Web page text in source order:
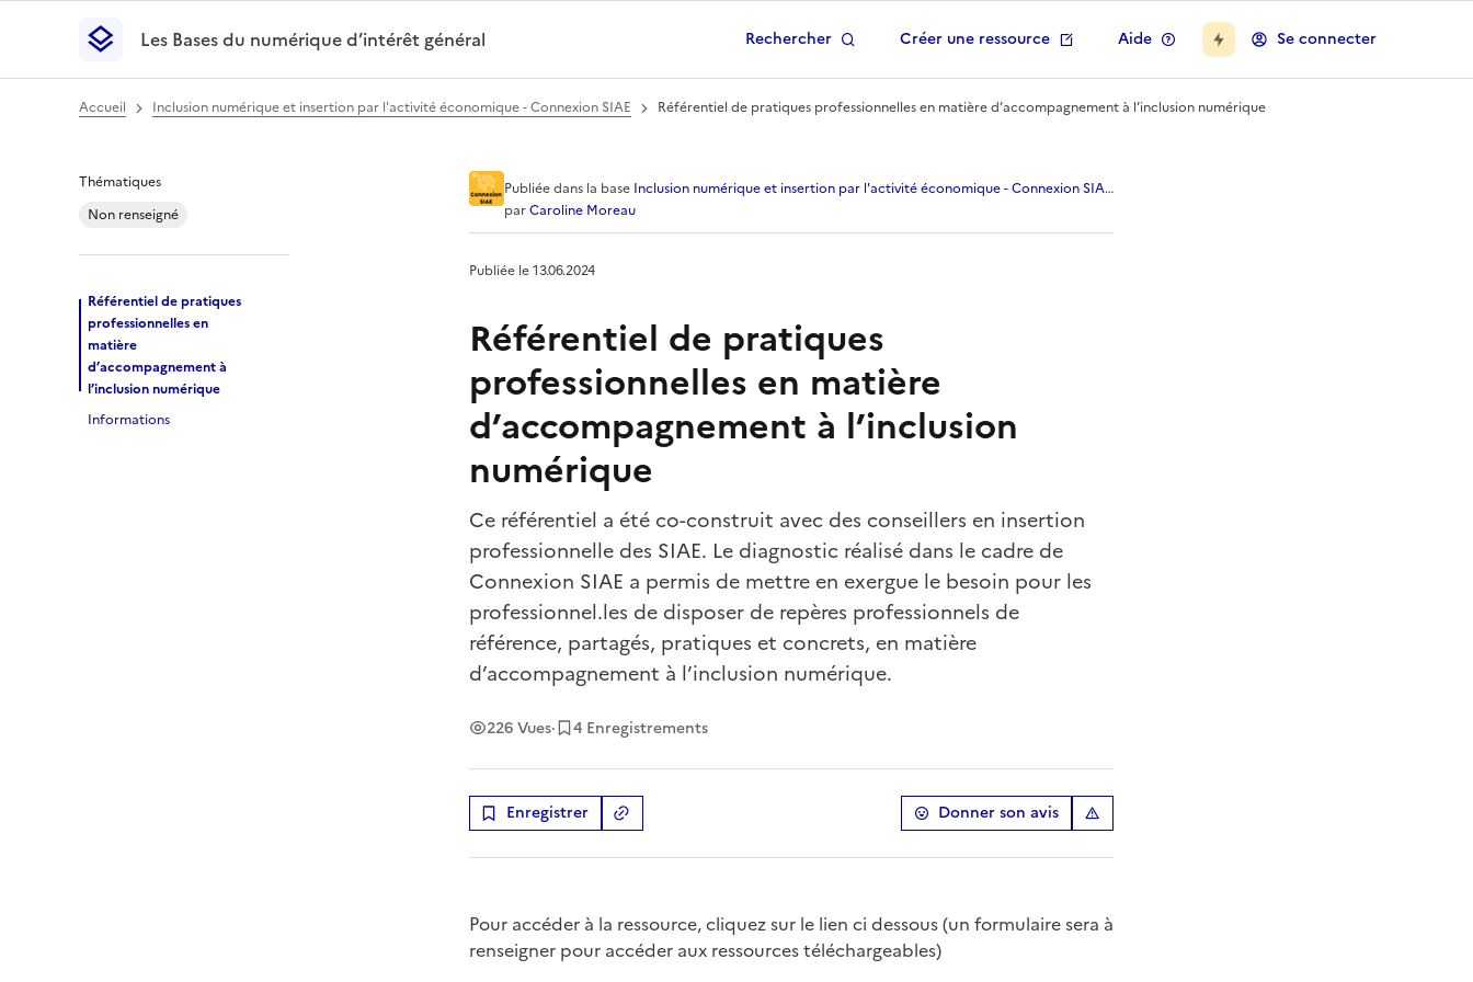
Les Bases du numérique d’intérêt général- Retour à la page d'accueil
Les Bases du numérique d’intérêt général
Rechercher Créer une ressource Aide Se connecter
Accueil Inclusion numérique et insertion par l'activité économique - Connexion SIAE Référentiel de pratiques professionnelles en matière d’accompagnement à l’inclusion numérique
Référentiel de pratiques professionnelles en matière
Thématiques
Non renseigné
Référentiel de pratiques
professionnelles en
matière
d’accompagnement à
l’inclusion numérique
Informations
Publiéedans la base Inclusion numérique et insertion par l'activité économique - Connexion SIAE
parCaroline Moreau
Publiée le13.06.2024
Référentiel de pratiques
professionnelles en matière
d’accompagnement à l’inclusion
numérique
Ce référentiel a été co-construit avec des conseillers en insertion
professionnelle des SIAE. Le diagnostic réalisé dans le cadre de
Connexion SIAE a permis de mettre en exergue le besoin pour les
professionnel.les de disposer de repères professionnels de
référence, partagés, pratiques et concrets, en matière
d’accompagnement à l’inclusion numérique.
226Vues· 4 Enregistrements
Enregistrer Copier le lien Donner son avis
Pour accéder à la ressource, cliquez sur le lien ci dessous (un formulaire sera à
renseigner pour accéder aux ressources téléchargeables)